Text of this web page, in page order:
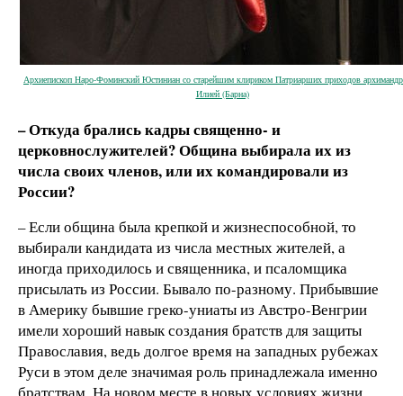
Архиепископ Наро-Фоминский Юстиниан со старейшим клириком Патриарших приходов
Илией (Барна)
– Откуда брались кадры священно- и
церковнослужителей? Община выбирала их из
числа своих членов, или их командировали из
России?
– Если община была крепкой и жизнеспособной, то
выбирали кандидата из числа местных жителей, а
иногда приходилось и священника, и псаломщика
присылать из России. Бывало по-разному. Прибывшие
в Америку бывшие греко-униаты из Австро-Венгрии
имели хороший навык создания братств для защиты
Православия, ведь долгое время на западных рубежах
Руси в этом деле значимая роль принадлежала именно